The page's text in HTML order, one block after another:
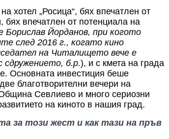
на хотел „Росица“, бях впечатлен от
впечатлен от потенциала на
Йорданов, при когото
след 2016 г., когато кино
на Читалището вече е
сдружението, б.р.), и с кмета на града
Основната инвестиция беше
две благотворителни вечери на
Севлиево и много сериозни
на киното в нашия град.
за този жест и кактази на пръв